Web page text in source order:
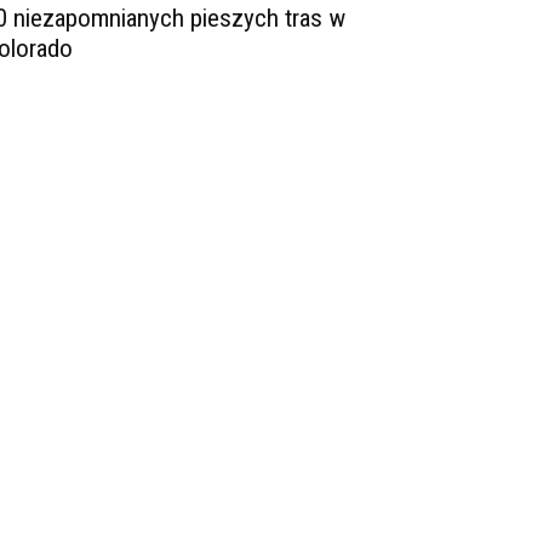
niezapomnianych pieszych tras w